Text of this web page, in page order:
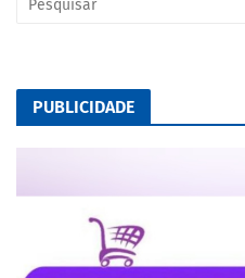
PUBLICIDADE